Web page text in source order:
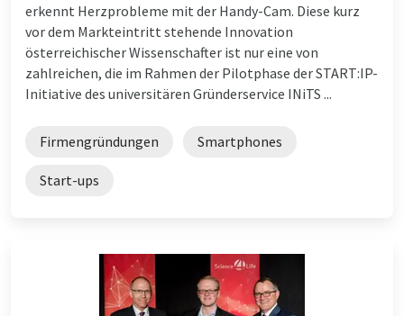
erkennt Herzprobleme mit der Handy-Cam. Diese kurz
vor dem Markteintritt stehende Innovation
österreichischer Wissenschafter ist nur eine von
zahlreichen, die im Rahmen der Pilotphase der START:IP-
Initiative des universitären Gründerservice INiTS ...
Firmengründungen Smartphones
Start-ups